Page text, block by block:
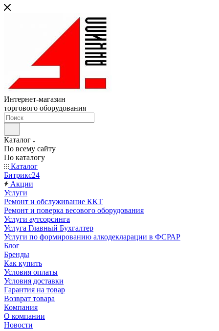
Интернет-магазин
торгового оборудования
Каталог
По всему сайту
По каталогу
Каталог
Битрикс24
Акции
Услуги
Ремонт и обслуживание ККТ
Ремонт и поверка весового оборудования
Услуги аутсорсинга
Услуга Главный Бухгалтер
Услуги по формированию алкодекларации в ФСРАР
Блог
Бренды
Как купить
Условия оплаты
Условия доставки
Гарантия на товар
Возврат товара
Компания
О компании
Новости